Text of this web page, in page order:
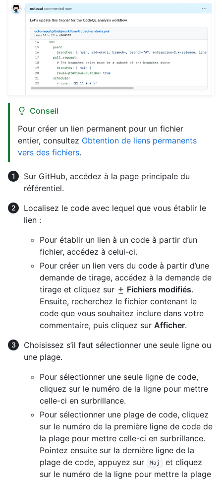
Conseil
Pour créer un lien permanent pour un fichier
entier, consultez Obtention de liens permanents
vers des fichiers.
Sur GitHub, accédez à la page principale du
référentiel.
Localisez le code avec lequel que vous établir le
lien :
Pour établir un lien à un code à partir d’un
fichier, accédez à celui-ci.
Pour créer un lien vers du code à partir d’une
demande de tirage, accédez à la demande de
tirage et cliquez sur
Fichiers modifiés.
Ensuite, recherchez le fichier contenant le
code que vous souhaitez inclure dans votre
commentaire, puis cliquez sur Afficher.
Choisissez s’il faut sélectionner une seule ligne ou
une plage.
Pour sélectionner une seule ligne de code,
cliquez sur le numéro de la ligne pour mettre
celle-ci en surbrillance.
Pour sélectionner une plage de code, cliquez
sur le numéro de la première ligne de code de
la plage pour mettre celle-ci en surbrillance.
Pointez ensuite sur la dernière ligne de la
plage de code, appuyez sur
Maj
et cliquez
sur le numéro de la ligne pour mettre la plage